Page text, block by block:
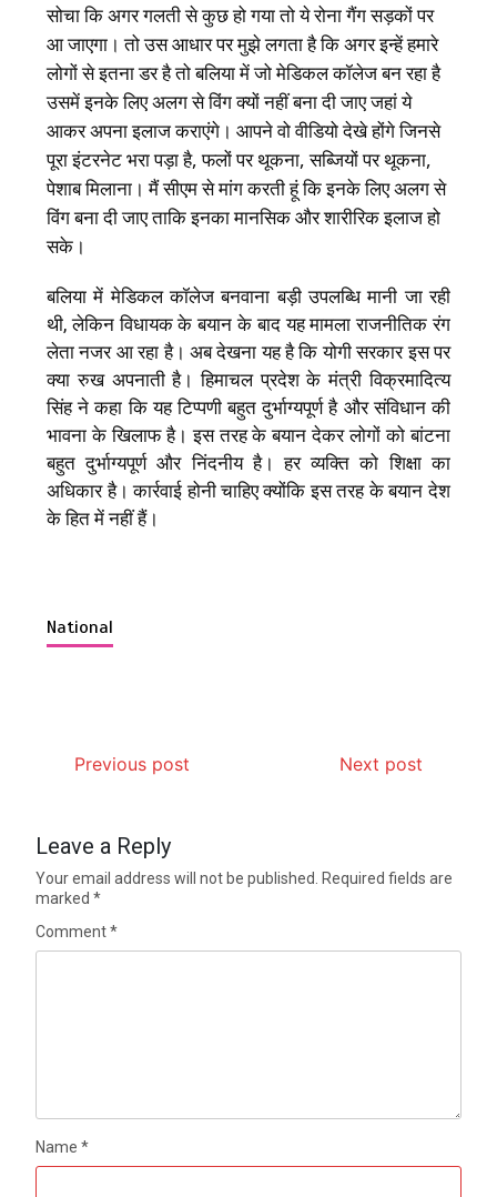
सोचा कि अगर गलती से कुछ हो गया तो ये रोना गैंग सड़कों पर
आ जाएगा। तो उस आधार पर मुझे लगता है कि अगर इन्हें हमारे
लोगों से इतना डर ​​है तो बलिया में जो मेडिकल कॉलेज बन रहा है
उसमें इनके लिए अलग से विंग क्यों नहीं बना दी जाए जहां ये
आकर अपना इलाज कराएंगे। आपने वो वीडियो देखे होंगे जिनसे
पूरा इंटरनेट भरा पड़ा है, फलों पर थूकना, सब्जियों पर थूकना,
पेशाब मिलाना। मैं सीएम से मांग करती हूं कि इनके लिए अलग से
विंग बना दी जाए ताकि इनका मानसिक और शारीरिक इलाज हो
सके।
बलिया में मेडिकल कॉलेज बनवाना बड़ी उपलब्धि मानी जा रही
थी, लेकिन विधायक के बयान के बाद यह मामला राजनीतिक रंग
लेता नजर आ रहा है। अब देखना यह है कि योगी सरकार इस पर
क्या रुख अपनाती है। हिमाचल प्रदेश के मंत्री विक्रमादित्य
सिंह ने कहा कि यह टिप्पणी बहुत दुर्भाग्यपूर्ण है और संविधान की
भावना के खिलाफ है। इस तरह के बयान देकर लोगों को बांटना
बहुत दुर्भाग्यपूर्ण और निंदनीय है। हर व्यक्ति को शिक्षा का
अधिकार है। कार्रवाई होनी चाहिए क्योंकि इस तरह के बयान देश
के हित में नहीं हैं।
National
Previous post Next post
Leave a Reply
Your email address will not be published.
Required fields are
marked*
Comment*
Name*